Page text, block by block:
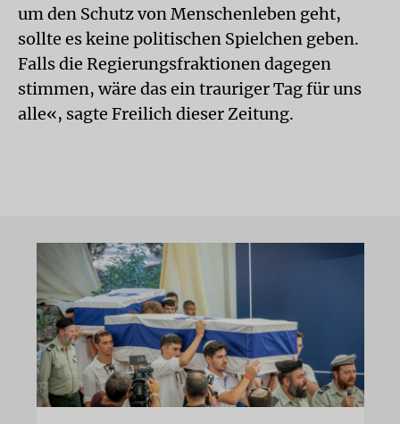
um den Schutz von Menschenleben geht,
sollte es keine politischen Spielchen geben.
Falls die Regierungsfraktionen dagegen
stimmen, wäre das ein trauriger Tag für uns
alle«, sagte Freilich dieser Zeitung.